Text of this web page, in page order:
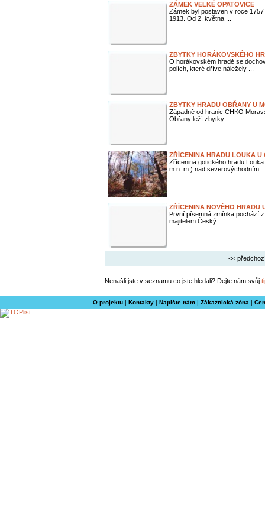
ZÁMEK VELKÉ OPATOVICE
Zámek byl postaven v roce
1913. Od 2. května ...
ZBYTKY HORÁKOVSKÉHO
O horákovském hradě se
polích, které dříve náležely ...
ZBYTKY HRADU OBŘANY U
Západně od hranic CHKO
Obřany leží zbytky ...
ZŘÍCENINA HRADU LOUKA U
Zřícenina gotického hradu
m n. m.) nad severovýchodním
ZŘÍCENINA NOVÉHO HRADU
První písemná zmínka pochází
majitelem Český ...
<<
Nenašli jste v seznamu co jste hledali? Dejte nám svůj
O projektu| Kontakty| Napište nám| Zákaznická zóna |